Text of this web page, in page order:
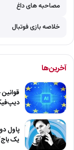
مصاحبه های داغ
خلاصه بازی فوتبال
آخرین‌ها
پاول
یک